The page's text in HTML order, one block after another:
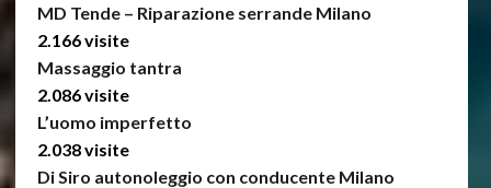
MD Tende – Riparazione serrande Milano
2.166 visite
Massaggio tantra
2.086 visite
L’uomo imperfetto
2.038 visite
Di Siro autonoleggio con conducente Milano